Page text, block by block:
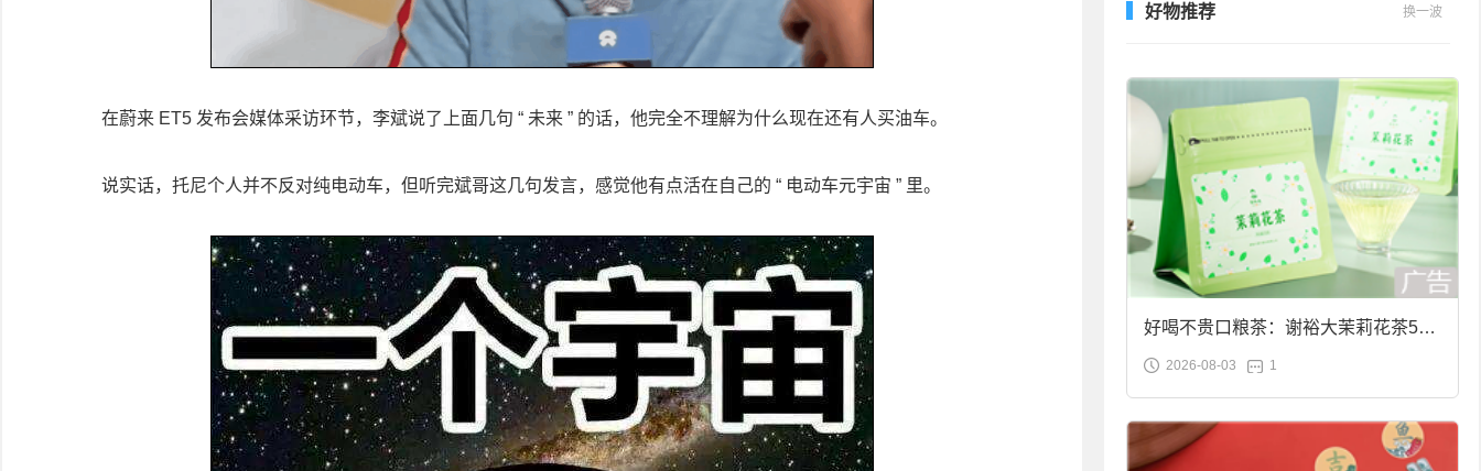
在蔚来 ET5 发布会媒体采访环节，李斌说了上面几句 “ 未来 ” 的话，他完全不理解为什么现在还有人买油车。
说实话，托尼个人并不反对纯电动车，但听完斌哥这几句发言，感觉他有点活在自己的 “ 电动车元宇宙 ” 里。
好物推荐 换一波
好喝不贵口粮茶：谢裕大茉莉花茶50g
袋装9.9元到手
2026-08-03 1